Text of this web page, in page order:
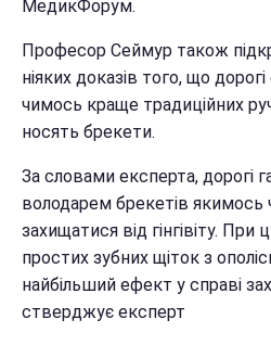
МедикФорум.
Професор Сеймур також
ніяких доказів того, що
чимось краще традиційних
носять брекети.
За словами експерта, дорогі
володарем брекетів
захищатися від гінгівіту. При
простих зубних щіток з
найбільший ефект у справі
стверджує експерт